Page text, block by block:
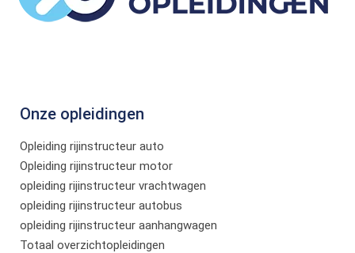
Onze opleidingen
Opleiding rijinstructeur auto
Opleiding rijinstructeur motor
opleiding rijinstructeur vrachtwagen
opleiding rijinstructeur autobus
opleiding rijinstructeur aanhangwagen
Totaal overzichtopleidingen